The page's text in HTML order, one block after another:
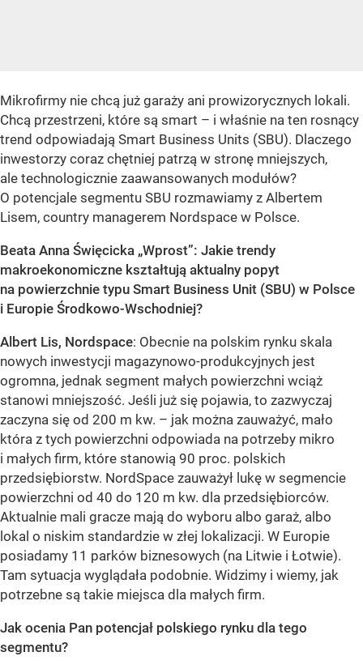
Mikrofirmy nie chcą już garaży ani prowizorycznych lokali.
Chcą przestrzeni, które są smart – i właśnie na ten rosnący
trend odpowiadają Smart Business Units (SBU). Dlaczego
inwestorzy coraz chętniej patrzą w stronę mniejszych,
ale technologicznie zaawansowanych modułów?
O potencjale segmentu SBU rozmawiamy z Albertem
Lisem, country managerem Nordspace w Polsce.
Beata Anna Święcicka „Wprost”: Jakie trendy
makroekonomiczne kształtują aktualny popyt
na powierzchnie typu Smart Business Unit (SBU) w Polsce
i Europie Środkowo-Wschodniej?
Albert Lis, Nordspace: Obecnie na polskim rynku skala
nowych inwestycji magazynowo-produkcyjnych jest
ogromna, jednak segment małych powierzchni wciąż
stanowi mniejszość. Jeśli już się pojawia, to zazwyczaj
zaczyna się od 200 m kw. – jak można zauważyć, mało
która z tych powierzchni odpowiada na potrzeby mikro
i małych firm, które stanowią 90 proc. polskich
przedsiębiorstw. NordSpace zauważył lukę w segmencie
powierzchni od 40 do 120 m kw. dla przedsiębiorców.
Aktualnie mali gracze mają do wyboru albo garaż, albo
lokal o niskim standardzie w złej lokalizacji. W Europie
posiadamy 11 parków biznesowych (na Litwie i Łotwie).
Tam sytuacja wyglądała podobnie. Widzimy i wiemy, jak
potrzebne są takie miejsca dla małych firm.
Jak ocenia Pan potencjał polskiego rynku dla tego
segmentu?